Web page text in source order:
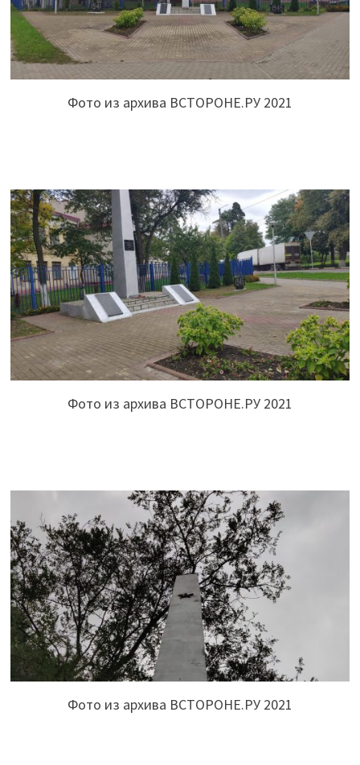
Фото из архива ВСТОРОНЕ.РУ 2021
Фото из архива ВСТОРОНЕ.РУ 2021
Фото из архива ВСТОРОНЕ.РУ 2021